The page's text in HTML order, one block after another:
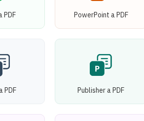
PDF PowerPoint a PDF
PDF Publisher a PDF